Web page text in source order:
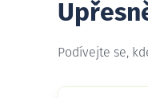
Podívejte se,